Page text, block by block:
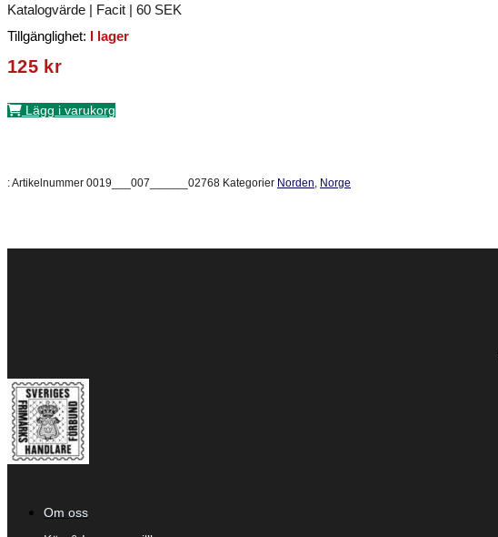
Katalogvärde | Facit | 60 SEK
Tillgänglighet: I lager
125 kr
Lägg i varukorg
:Artikelnummer 0019___007______02768 Kategorier Norden, Norge
Om oss